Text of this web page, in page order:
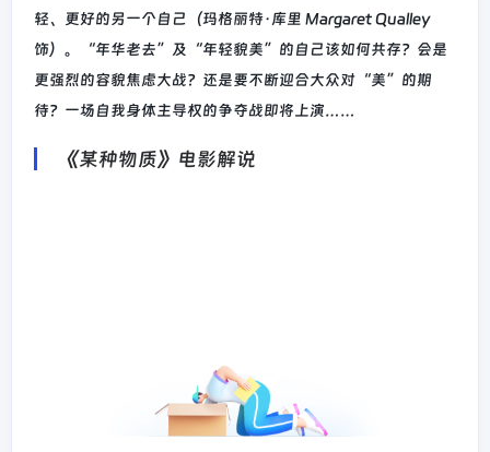
轻、更好的另一个自己（玛格丽特·库里 Margaret Qualley
饰）。“年华老去”及“年轻貌美”的自己该如何共存？会是
更强烈的容貌焦虑大战？还是要不断迎合大众对“美”的期
待？一场自我身体主导权的争夺战即将上演……
《某种物质》电影解说